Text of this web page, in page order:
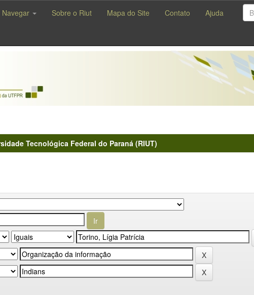
Navegar Sobre o Riut Mapa do Site Contato Ajuda
Tecnológica Federal do Paraná (RIUT)